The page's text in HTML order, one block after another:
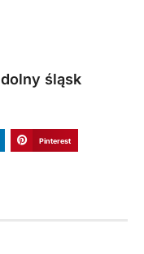
dolny śląsk
Pinterest